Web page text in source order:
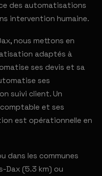
des automatisations
intervention humaine.
nous mettons en
adaptés à
ses devis et sa
ses
suivi client. Un
et ses
est opérationnelle en
dans les communes
Dax (5.3 km) ou